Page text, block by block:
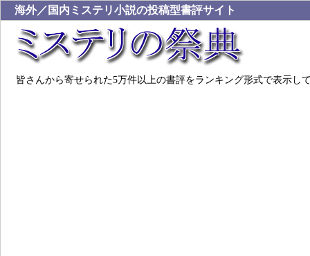
海外／国内ミステリ小説の投稿型書評サイト
皆さんから寄せられた5万件以上の書評をランキング形式で表示し